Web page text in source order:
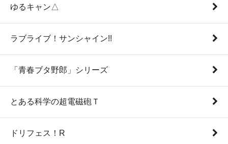
ゆるキャン△
ラブライブ！サンシャイン!!
「青春ブタ野郎」シリーズ
とある科学の超電磁砲Ｔ
ドリフェス！R